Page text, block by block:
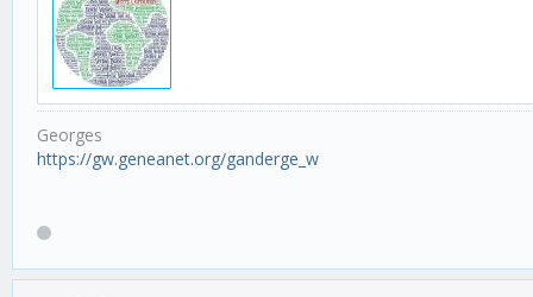
Georges
https://gw.geneanet.org/ganderge_w